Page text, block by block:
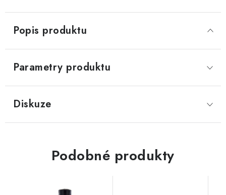
Popis produktu
Parametry produktu
Diskuze
Podobné produkty